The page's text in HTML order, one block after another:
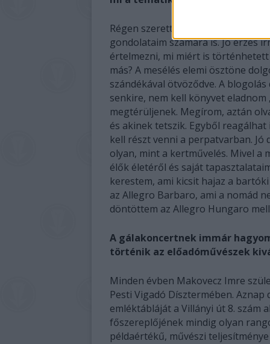
Régen szerettem volna már egy
gondolataim számára is. Jó érzés
értelmezni, mi miért is
más? A mesélés elemi ösztöne
szándékával ötvöződve. A
senkire, nem kell könyvet
megtérüljenek. Megírom, aztán
és akinek tetszik. Egyből
kell részt venni a perpatvarban.
olyan, mint a kertművelés. Mivel a
élők életéről és saját
kerestem, ami kicsit hajaz a
az Allegro Barbaro, ami a nomád
döntöttem az Allegro Hungaro
A gálakoncertnek immár
történik az előadóművészek
Minden évben Makovecz Imre
Pesti Vigadó Dísztermében.
emléktábláját a Villányi út 8. szám
főszereplőjének mindig olyan
példaértékű, művészi